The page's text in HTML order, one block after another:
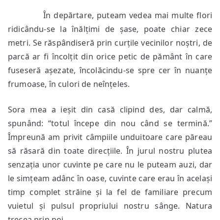
În depărtare, puteam vedea mai multe flori
ridicându-se la înălțimi de șase, poate chiar zece
metri. Se răspândiseră prin curțile vecinilor noștri, de
parcă ar fi încolțit din orice petic de pământ în care
fuseseră așezate, încolăcindu-se spre cer în nuanțe
frumoase, în culori de neînțeles.
Sora mea a ieșit din casă clipind des, dar calmă,
spunând: “totul începe din nou când se termină.”
Împreună am privit câmpiile unduitoare care păreau
să răsară din toate direcțiile. În jurul nostru plutea
senzația unor cuvinte pe care nu le puteam auzi, dar
le simțeam adânc în oase, cuvinte care erau în același
timp complet străine și la fel de familiare precum
vuietul și pulsul propriului nostru sânge. Natura